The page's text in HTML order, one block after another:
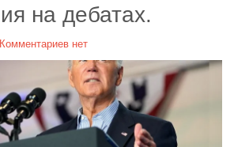
на дебатах.
Комментариев нет